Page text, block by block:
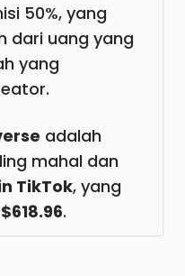
50%, yang
dari uang yang
yang
adalah
mahal dan
TikTok, yang
$618.96.